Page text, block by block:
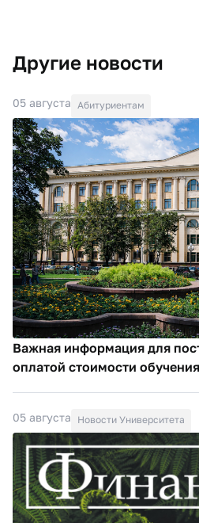
Другие новости
05 августа Абитуриентам
Важная информация для
оплатой стоимости
05 августа Новости Университета